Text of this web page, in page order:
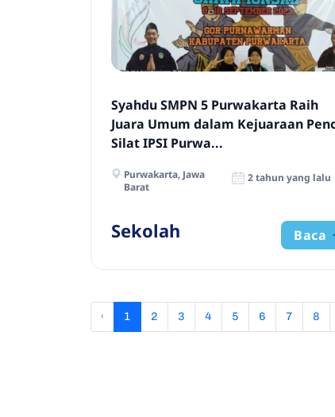
Syahdu SMPN 5 Purwakarta Raih
Juara Umum dalam Kejuaraan
Silat IPSI Purwa...
Purwakarta, Jawa
Barat
2 tahun yang lalu
Sekolah Baca
‹ 1 2 3 4 5 6 7 8